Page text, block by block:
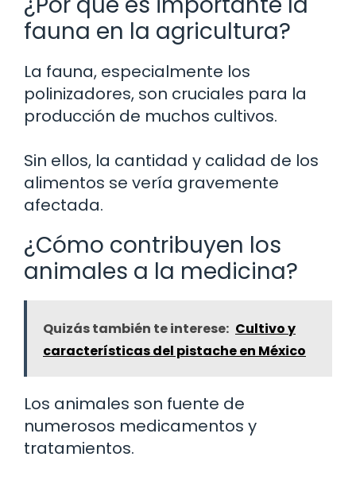
fauna en la agricultura?
La fauna, especialmente los
polinizadores, son cruciales para la
producción de muchos cultivos.
Sin ellos, la cantidad y calidad de los
alimentos se vería gravemente
afectada.
¿Cómo contribuyen los
animales a la medicina?
Quizás también te interese: Cultivo y
características del pistache en México
Los animales son fuente de
numerosos medicamentos y
tratamientos.